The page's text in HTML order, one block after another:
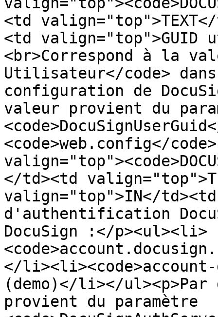
<td
<td valign="top">GUID
<br>Correspond à la
Utilisateur</code>
configuration de
valeur provient du
<code>web.config</
</td><td
valign="top">IN</
d'authentification
DocuSign :</p><ul><li>
</li><li><code>account-
(demo)</li></
provient du paramètre